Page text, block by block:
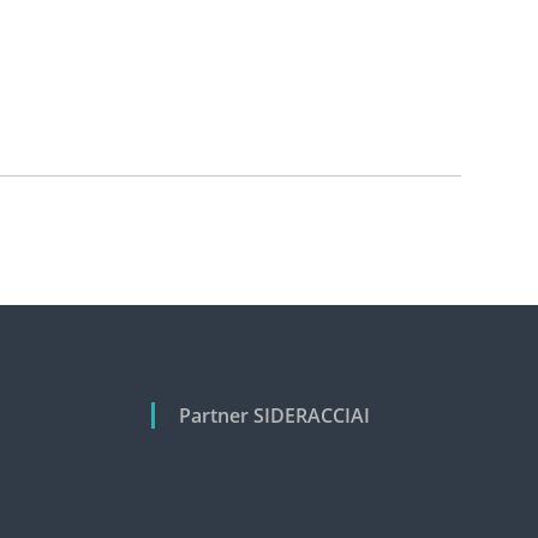
Partner SIDERACCIAI